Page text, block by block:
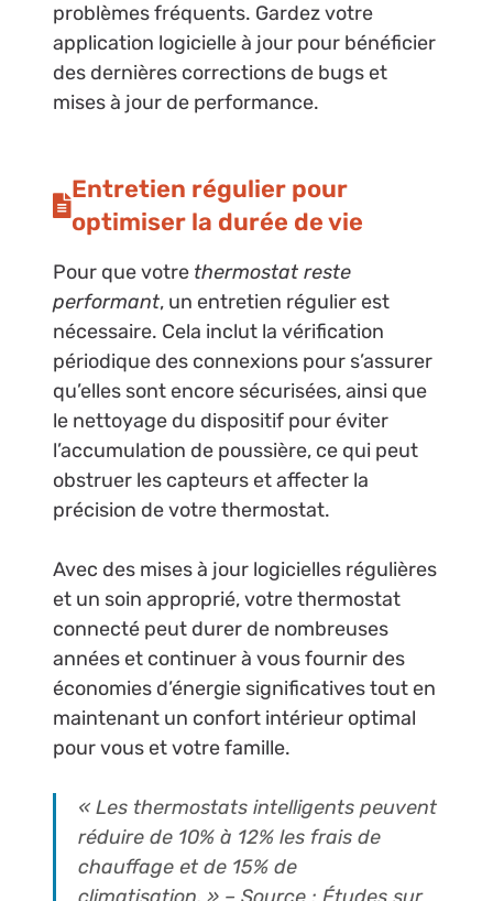
problèmes fréquents. Gardez votre
application logicielle à jour pour bénéficier
des dernières corrections de bugs et
mises à jour de performance.
Entretien régulier pour
optimiser la durée de vie
Pour que votre thermostat reste
performant, un entretien régulier est
nécessaire. Cela inclut la vérification
périodique des connexions pour s’assurer
qu’elles sont encore sécurisées, ainsi que
le nettoyage du dispositif pour éviter
l’accumulation de poussière, ce qui peut
obstruer les capteurs et affecter la
précision de votre thermostat.
Avec des mises à jour logicielles régulières
et un soin approprié, votre thermostat
connecté peut durer de nombreuses
années et continuer à vous fournir des
économies d’énergie significatives tout en
maintenant un confort intérieur optimal
pour vous et votre famille.
« Les thermostats intelligents peuvent
réduire de 10% à 12% les frais de
chauffage et de 15% de